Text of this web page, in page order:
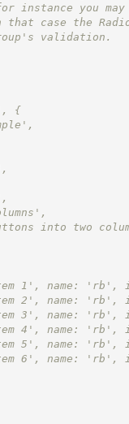
instance you may
that case the
validation.
{
into two
1', name:
2', name:
3', name:
4', name:
5', name:
6', name: